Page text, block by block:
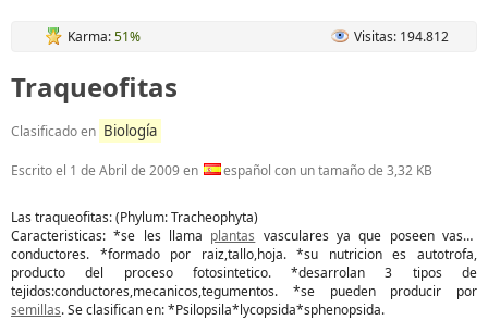
Karma:51% Visitas: 194.812
Traqueofitas
Clasificado en Biología
Escrito el 1 de Abril de 2009en español con un tamaño de 3,32 KB
Las traqueofitas: (Phylum: Tracheophyta)
Caracteristicas: *se les llama plantas vasculares ya que poseen vasos
conductores. *formado por raiz,tallo,hoja. *su nutricion es autotrofa,
producto del proceso fotosintetico. *desarrolan 3 tipos de
tejidos:conductores,mecanicos,tegumentos. *se pueden producir por
semillas. Se clasifican en: *Psilopsila*lycopsida*sphenopsida.